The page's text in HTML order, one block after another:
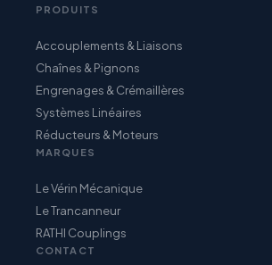
PRODUITS
Accouplements & Liaisons
Chaînes & Pignons
Engrenages & Crémaillères
Systèmes Linéaires
Réducteurs & Moteurs
MARQUES
Le Vérin Mécanique
Le Trancanneur
RATHI Couplings
CONTACT